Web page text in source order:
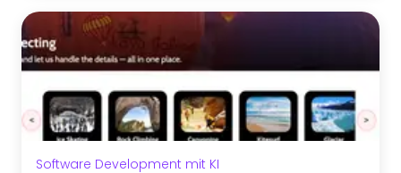
Software Development mit KI